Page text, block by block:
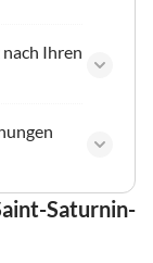
Ihren
Saturnin-